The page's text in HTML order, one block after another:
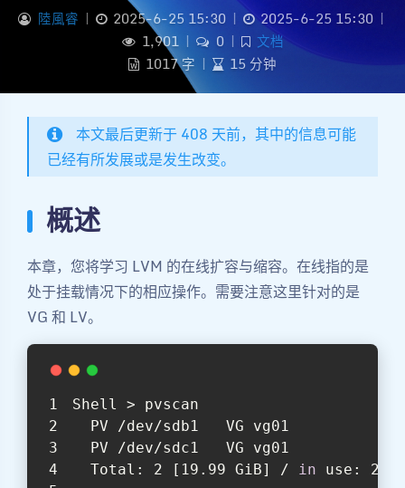
陸風睿 | 2025-6-25 15:30 | 2025-6-25 15:30 |
1,901 | 0 |
文档
1017 字 | 15 分钟
本文最后更新于 408 天前，其中的信息可能
已经有所发展或是发生改变。
概述
本章，您将学习 LVM 的在线扩容与缩容。在线指的是
处于挂载情况下的相应操作。需要注意这里针对的是
VG 和 LV。
Shell > pvscan
PV /dev/sdb1   VG vg01
PV /dev/sdc1   VG vg01
  Total: 2 [19.99 GiB] /
in use: 2